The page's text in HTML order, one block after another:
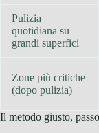
Pulizia
quotidiana su
grandi superfici
Zone più critiche
(dopo pulizia)
Il metodo giusto,